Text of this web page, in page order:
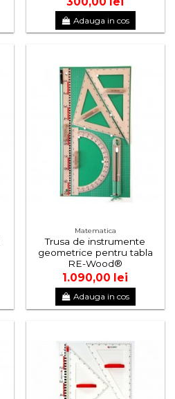
Adauga in cos
Matematica
Trusa de instrumente
geometrice pentru tabla
RE-Wood®
1.090,00 lei
Adauga in cos